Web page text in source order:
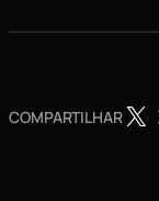
COMPARTILHAR